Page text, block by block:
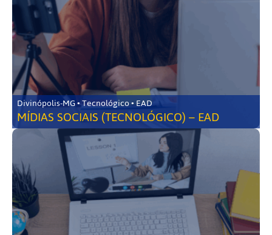
Divinópolis-MG • Tecnológico • EAD
MÍDIAS SOCIAIS (TECNOLÓGICO) – EAD